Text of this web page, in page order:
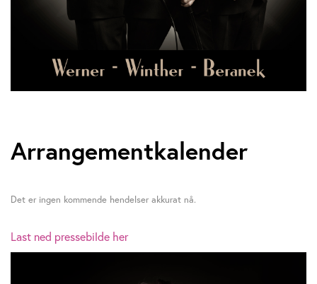
Arrangementkalender
Det er ingen kommende hendelser akkurat nå.
Last ned pressebilde her